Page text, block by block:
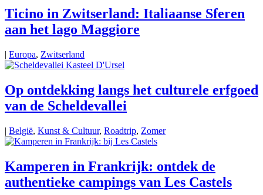
Ticino in Zwitserland: Italiaanse Sferen
aan het lago Maggiore
| Europa, Zwitserland
Op ontdekking langs het culturele erfgoed
van de Scheldevallei
| België, Kunst & Cultuur, Roadtrip, Zomer
Kamperen in Frankrijk: ontdek de
authentieke campings van Les Castels